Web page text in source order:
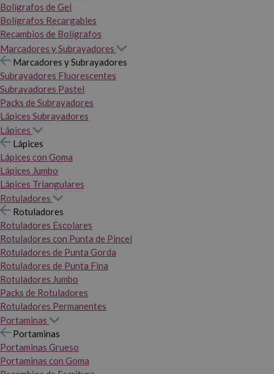
Bolígrafos de Gel
Bolígrafos Recargables
Recambios de Bolígrafos
Marcadores y Subrayadores
Marcadores y Subrayadores
Subrayadores Fluorescentes
Subrayadores Pastel
Packs de Subrayadores
Lápices Subrayadores
Lápices
Lápices
Lápices con Goma
Lápices Jumbo
Lápices Triangulares
Rotuladores
Rotuladores
Rotuladores Escolares
Rotuladores con Punta de Pincel
Rotuladores de Punta Gorda
Rotuladores de Punta Fina
Rotuladores Jumbo
Packs de Rotuladores
Rotuladores Permanentes
Portaminas
Portaminas
Portaminas Grueso
Portaminas con Goma